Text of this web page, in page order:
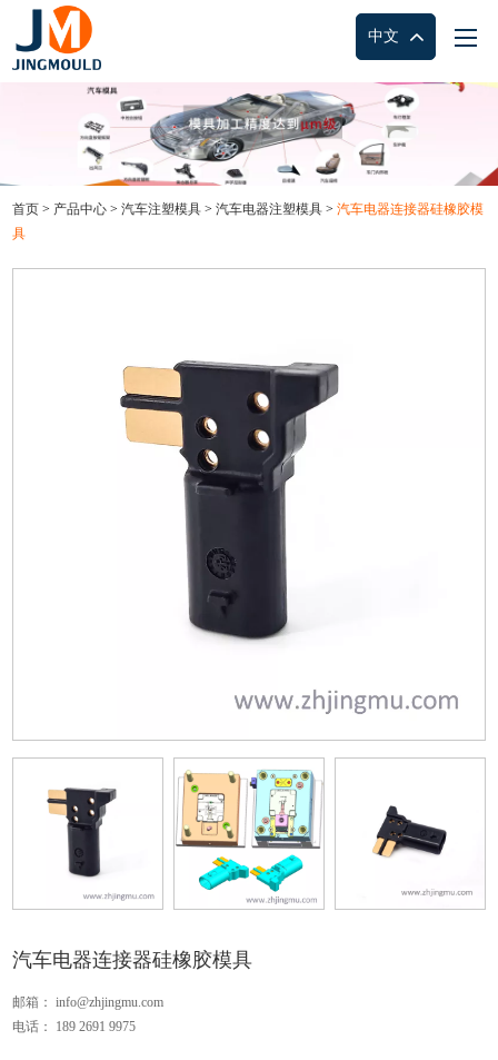
中文
首页 > 产品中心 >汽车注塑模具 >汽车电器注塑模具 >汽车电器连接器硅橡胶模
具
汽车电器连接器硅橡胶模具
邮箱：info@zhjingmu.com
电话： 189 2691 9975